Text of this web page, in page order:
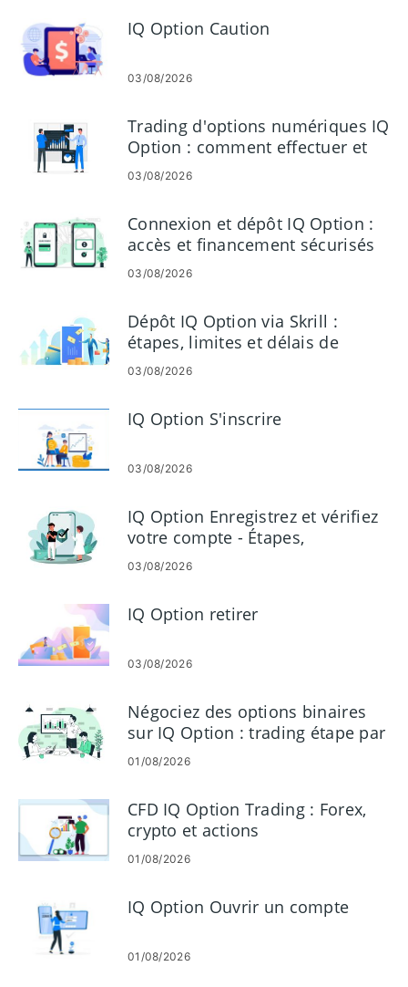
IQ Option Caution
03/08/2026
Trading d'options numériques IQ
Option : comment effectuer et
gérer des transactions
03/08/2026
Connexion et dépôt IQ Option :
accès et financement sécurisés
au compte
03/08/2026
Dépôt IQ Option via Skrill :
étapes, limites et délais de
traitement
03/08/2026
IQ Option S'inscrire
03/08/2026
IQ Option Enregistrez et vérifiez
votre compte - Étapes,
documents et calendrier
03/08/2026
IQ Option retirer
03/08/2026
Négociez des options binaires
sur IQ Option : trading étape par
étape
01/08/2026
CFD IQ Option Trading : Forex,
crypto et actions
01/08/2026
IQ Option Ouvrir un compte
01/08/2026